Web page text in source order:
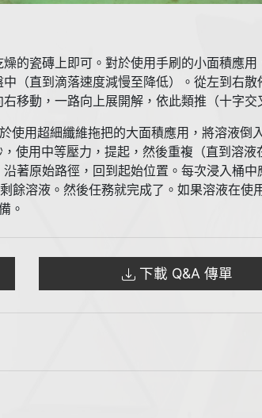
的瓷磚上即可。對於使用手刷的小面積應
（直到滴落速度減慢至降低）。從左到右
移動，一路向上展開解，依此類推（十字交
用超細纖維拖把的大面積應用，將溶液倒
用中等壓力，提起，然後重複（直到溶
著原始路徑，回到起始位置。每次浸入桶
餘溶液。然後任務就完成了。如果溶液在使
。
下載 Q&A 傳單